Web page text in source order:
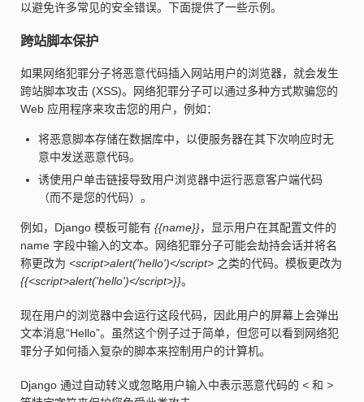
以避免许多常见的安全错误。下面提供了一些示例。
跨站脚本保护
如果网络犯罪分子将恶意代码插入网站用户的浏览器，就会发生
跨站脚本攻击 (XSS)。网络犯罪分子可以通过多种方式欺骗您的
Web 应用程序来攻击您的用户，例如：
将恶意脚本存储在数据库中，以便服务器在其下次响应时无
意中发送恶意代码。
诱使用户单击链接导致用户浏览器中运行恶意客户端代码
（而不是您的代码）。
例如，Django 模板可能有 {{name}}，显示用户在其配置文件的
name 字段中输入的文本。网络犯罪分子可能会劫持会话并将名
称更改为 <script>alert('hello')</script> 之类的代码。模板更改为
{{<script>alert('hello')</script>}}。
现在用户的浏览器中会运行这段代码，因此用户的屏幕上会弹出
文本消息“Hello”。虽然这个例子过于简单，但您可以看到网络犯
罪分子如何插入复杂的脚本来控制用户的计算机。
Django 通过自动转义或忽略用户输入中表示恶意代码的 < 和 >